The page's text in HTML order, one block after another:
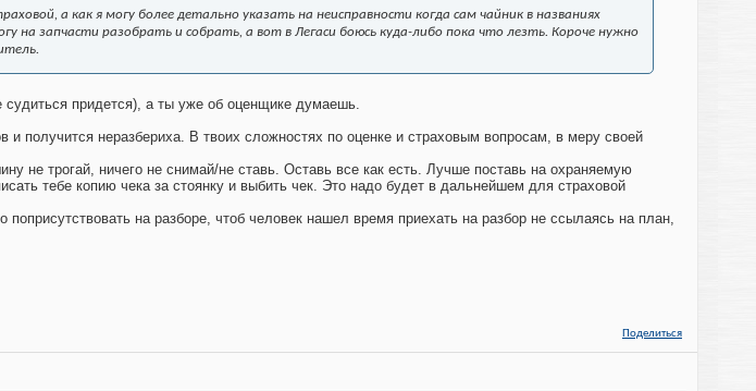
а как я могу более детально указать на неисправности когда сам чайник в названиях
на запчасти разобрать и собрать, а вот в Легаси боюсь куда-либо пока что лезть. Короче нужно
придется), а ты уже об оценщике думаешь.
получится неразбериха. В твоих сложностях по оценке и страховым вопросам, в меру своей
не трогай, ничего не снимай/не ставь. Оставь все как есть. Лучше поставь на охраняемую
тебе копию чека за стоянку и выбить чек. Это надо будет в дальнейшем для страховой
на разборе, чтоб человек нашел время приехать на разбор не ссылаясь на план,
Поделиться